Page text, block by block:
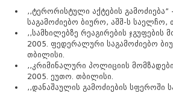
,,ტერორისტული აქტების გამოძიება”
საგამოძიებო ბიურო, აშშ-ს საელჩო,
,,სამხილებზე რეაგირების ჯგუფების
2005. ფედერალური საგამოძიებო
თბილისი.
,,კრიმინალური პოლიციის
2005. ეუთო. თბილისი.
,,დანაშაულის გამოძიების სფეროში